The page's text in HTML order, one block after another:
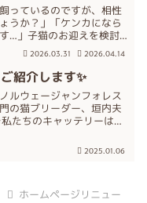
っているのですが、相性
うか？」「ケンカになら
…」子猫のお迎えを検討
ら、このようなご相談を
順で慣らしていけば、ほ
まくいき...
2026.03.31 2026.04.14
紹介します✨
ルウェージャンフォレス
の猫ブリーダー、垣内夫
たちのキャッテリーは、
たちが思いきり遊べる専用
2025.01.06
ホームページリニュー